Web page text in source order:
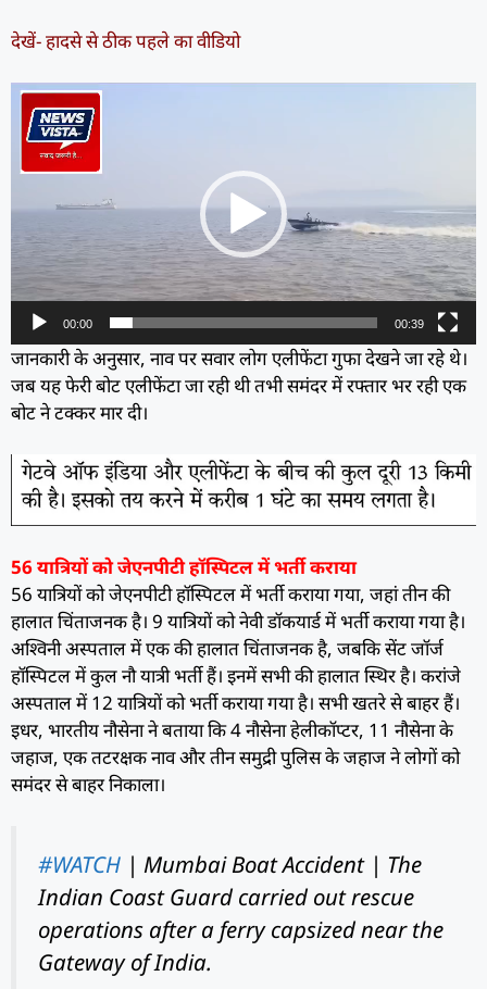
देखें- हादसे से ठीक पहले का वीडियो
Video
Player
00:00 00:39
जानकारी के अनुसार, नाव पर सवार लोग एलीफेंटा गुफा देखने जा रहे थे।
जब यह फेरी बोट एलीफेंटा जा रही थी तभी समंदर में रफ्तार भर रही एक
बोट ने टक्कर मार दी।
56 यात्रियों को जेएनपीटी हॉस्पिटल में भर्ती कराया
56 यात्रियों को जेएनपीटी हॉस्पिटल में भर्ती कराया गया, जहां तीन की
हालात चिंताजनक है। 9 यात्रियों को नेवी डॉकयार्ड में भर्ती कराया गया है।
अश्विनी अस्पताल में एक की हालात चिंताजनक है, जबकि सेंट जॉर्ज
हॉस्पिटल में कुल नौ यात्री भर्ती हैं। इनमें सभी की हालात स्थिर है। करांजे
अस्पताल में 12 यात्रियों को भर्ती कराया गया है। सभी खतरे से बाहर हैं।
इधर, भारतीय नौसेना ने बताया कि 4 नौसेना हेलीकॉप्टर, 11 नौसेना के
जहाज, एक तटरक्षक नाव और तीन समुद्री पुलिस के जहाज ने लोगों को
समंदर से बाहर निकाला।
#WATCH | Mumbai Boat Accident | The
Indian Coast Guard carried out rescue
operations after a ferry capsized near the
Gateway of India.